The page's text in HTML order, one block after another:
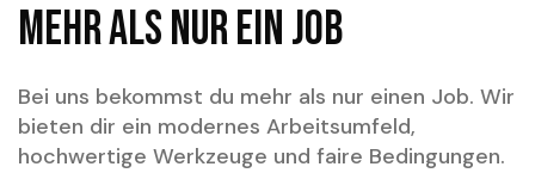
Mehr als nur ein Job
Bei uns bekommst du mehr als nur einen Job. Wir
bieten dir ein modernes Arbeitsumfeld,
hochwertige Werkzeuge und faire Bedingungen.